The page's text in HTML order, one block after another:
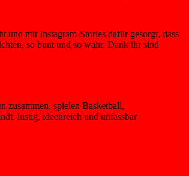
und mit Instagram-Stories dafür gesorgt, dass
so bunt und so wahr. Dank ihr sind
zusammen, spielen Basketball,
lustig, ideenreich und unfassbar